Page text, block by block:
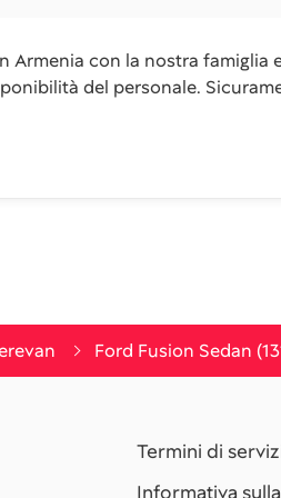
Armenia con la nostra famiglia
del personale.
Ford Fusion Sedan
Termini di
Informativa sulla